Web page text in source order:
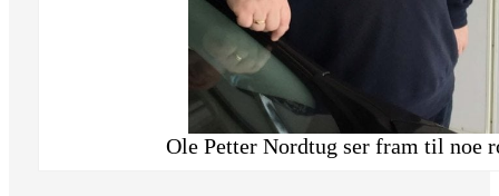
Ole Petter Nordtug ser fram til noe